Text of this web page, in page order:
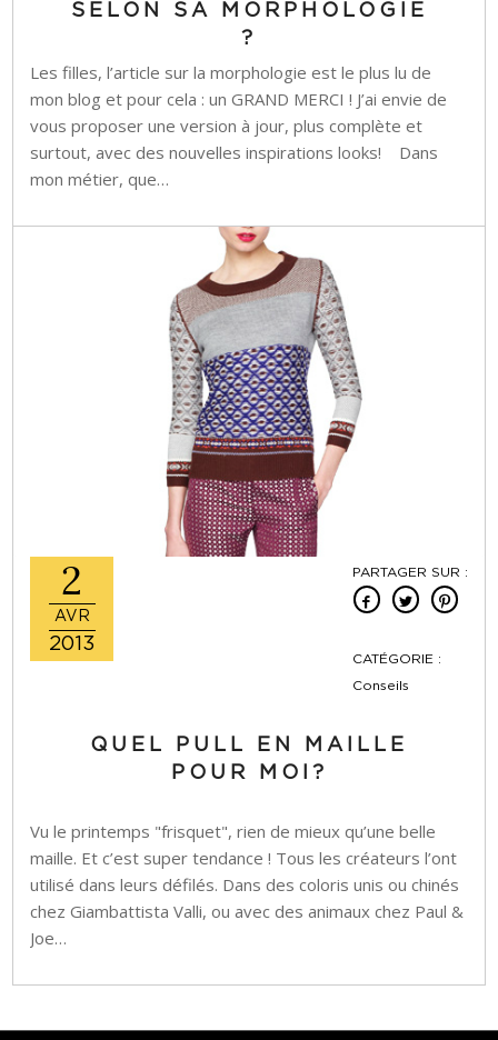
SELON SA MORPHOLOGIE
?
Les filles, l’article sur la morphologie est le plus lu de
mon blog et pour cela : un GRAND MERCI ! J’ai envie de
vous proposer une version à jour, plus complète et
surtout, avec des nouvelles inspirations looks! Dans
mon métier, que…
2
AVR
2013
PARTAGER SUR :
CATÉGORIE :
Conseils
QUEL PULL EN MAILLE
POUR MOI?
Vu le printemps "frisquet", rien de mieux qu’une belle
maille. Et c’est super tendance ! Tous les créateurs l’ont
utilisé dans leurs défilés. Dans des coloris unis ou chinés
chez Giambattista Valli, ou avec des animaux chez Paul &
Joe…